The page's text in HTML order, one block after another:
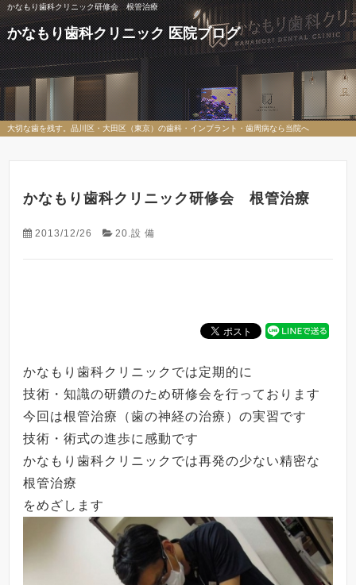
かなもり歯科クリニック研修会 根管治療
かなもり歯科クリニック 医院ブログ
大切な歯を残す。品川区・大田区（東京）の歯科・インプラント・歯周病なら当院へ
かなもり歯科クリニック研修会 根管治療
2013/12/26 20.設 備
かなもり歯科クリニックでは定期的に
技術・知識の研鑽のため研修会を行っております
今回は根管治療（歯の神経の治療）の実習です
技術・術式の進歩に感動です
かなもり歯科クリニックでは再発の少ない精密な
根管治療
をめざします